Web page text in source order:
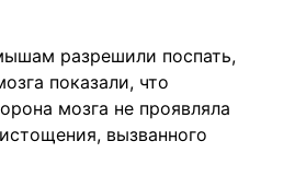
разрешили поспать,
показали, что
мозга не проявляла
вызванного